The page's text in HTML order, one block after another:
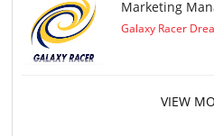
Marketing
Galaxy Racer
VIEW